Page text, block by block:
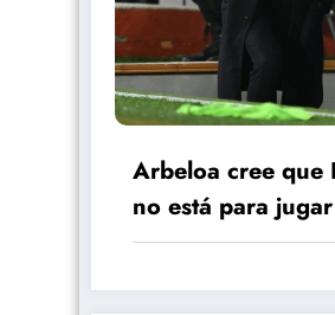
Arbeloa cree que
no está para
Madrid piensa